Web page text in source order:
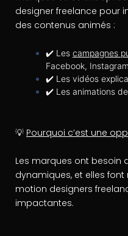
designer freelance pour
des contenus animés :
✔️ Les campagnes
Facebook,
✔️ Les vidéos
✔️ Les animations
💡 Pourquoi c’est une
Les marques ont besoin
dynamiques, et elles
motion designers
impactantes.